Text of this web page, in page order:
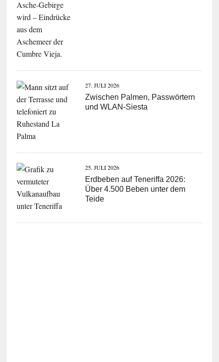
27. JULI 2026
Zwischen Palmen, Passwörtern
und WLAN-Siesta
25. JULI 2026
Erdbeben auf Teneriffa 2026:
Über 4.500 Beben unter dem
Teide